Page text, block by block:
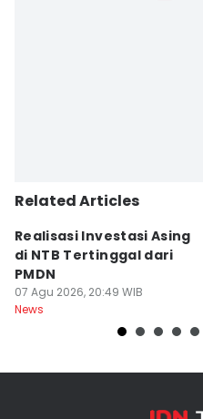
Related Articles
Realisasi Investasi Asing
di NTB Tertinggal dari
PMDN
07 Agu 2026, 20:49 WIB
News